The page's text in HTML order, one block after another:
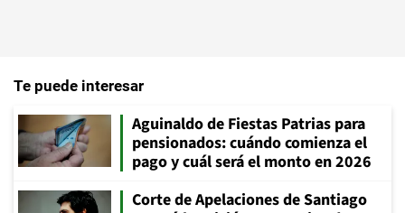
Te puede interesar
Aguinaldo de Fiestas Patrias para
pensionados: cuándo comienza el
pago y cuál será el monto en 2026
Corte de Apelaciones de Santiago